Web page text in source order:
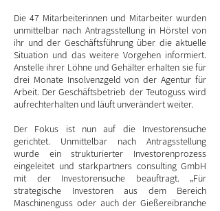
Die 47 Mitarbeiterinnen und Mitarbeiter wurden
unmittelbar nach Antragsstellung in Hörstel von
ihr und der Geschäftsführung über die aktuelle
Situation und das weitere Vorgehen informiert.
Anstelle ihrer Löhne und Gehälter erhalten sie für
drei Monate Insolvenzgeld von der Agentur für
Arbeit. Der Geschäftsbetrieb der Teutoguss wird
aufrechterhalten und läuft unverändert weiter.
Der Fokus ist nun auf die Investorensuche
gerichtet. Unmittelbar nach Antragsstellung
wurde ein strukturierter Investorenprozess
eingeleitet und starkpartners consulting GmbH
mit der Investorensuche beauftragt. „Für
strategische Investoren aus dem Bereich
Maschinenguss oder auch der Gießereibranche